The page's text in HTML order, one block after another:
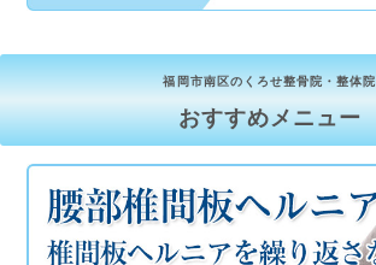
福岡市南区のくろせ整骨院・整体院
おすすめメニュー